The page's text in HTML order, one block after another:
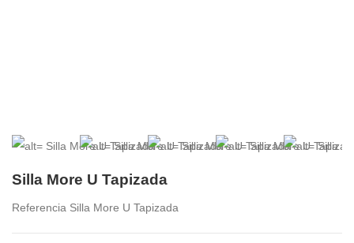
Silla More U Tapizada
Referencia Silla More U Tapizada